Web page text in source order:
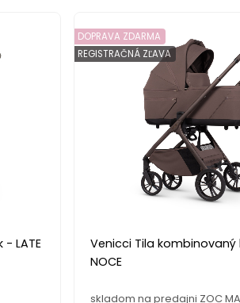
LATE
Venicci Tila kombinovaný
NOCE
DOPRAVA ZDARMA
REGISTRAČNÁ ZĽAVA
skladom na predajni ZOC